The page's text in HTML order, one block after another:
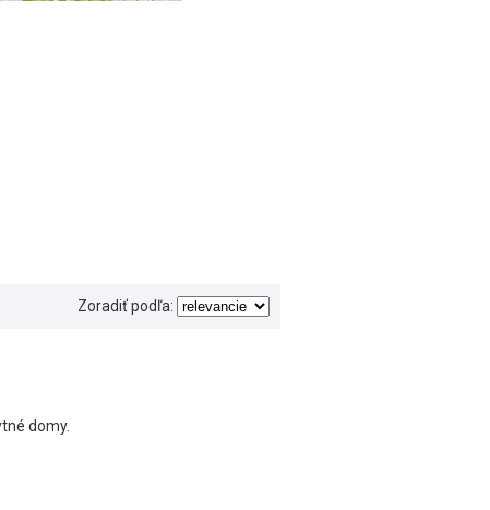
Zoradiť podľa:
domy.